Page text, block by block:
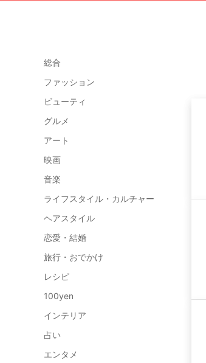
総合
ファッション
ビューティ
グルメ
アート
映画
音楽
ライフスタイル・カルチャー
ヘアスタイル
恋愛・結婚
旅行・おでかけ
レシピ
100yen
インテリア
占い
エンタメ